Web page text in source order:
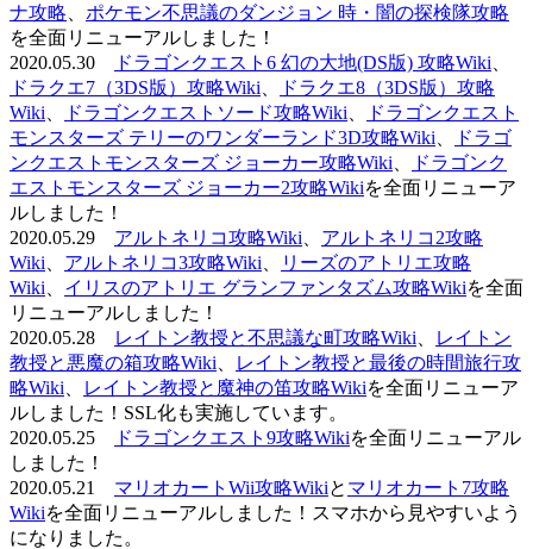
ナ攻略
ポケモン不思議のダンジョン 時・闇の探検隊攻略
を全面リニューアルしました！
2020.05.30
ドラゴンクエスト6 幻の大地(DS版) 攻略Wiki
ドラクエ7（3DS版）攻略Wiki
ドラクエ8（3DS版）攻略
Wiki
ドラゴンクエストソード攻略Wiki
ドラゴンクエスト
モンスターズ テリーのワンダーランド3D攻略Wiki
ドラゴ
ンクエストモンスターズ ジョーカー攻略Wiki
ドラゴンク
エストモンスターズ ジョーカー2攻略Wikiを全面リニューア
ルしました！
2020.05.29 アルトネリコ攻略Wiki
アルトネリコ2攻略
Wiki
アルトネリコ3攻略Wiki
リーズのアトリエ攻略
Wiki
イリスのアトリエ グランファンタズム攻略Wikiを全面
リニューアルしました！
2020.05.28
レイトン教授と不思議な町攻略Wiki
レイトン
教授と悪魔の箱攻略Wiki
レイトン教授と最後の時間旅行攻
略Wiki
レイトン教授と魔神の笛攻略Wikiを全面リニューア
ルしました！SSL化も実施しています。
2020.05.25
ドラゴンクエスト9攻略Wikiを全面リニューアル
しました！
2020.05.21 マリオカートWii攻略Wikiと マリオカート7攻略
Wikiを全面リニューアルしました！スマホから見やすいよう
になりました。